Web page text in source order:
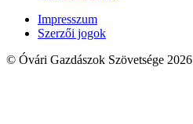
Impresszum
Szerzői jogok
© Óvári Gazdászok Szövetsége 2026